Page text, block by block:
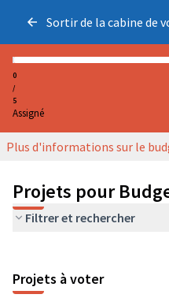
Sortir de la cabine de
0
/
5
Assigné
Plus d'informations sur le
Projets pour
Filtrer et rechercher
Projets à voter